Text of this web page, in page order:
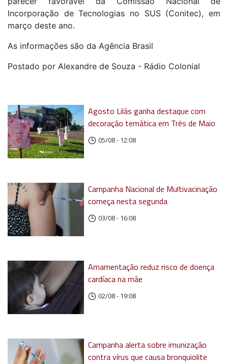
Incorporação de Tecnologias no SUS (Conitec), em
março deste ano.
As informações são da Agência Brasil
Postado por Alexandre de Souza - Rádio Colonial
Agosto Lilás ganha destaque com
decoração temática em Três de Maio
05/08 - 12:08
Campanha Nacional de Multivacinação
começa nesta segunda
03/08 - 16:08
Amamentação reduz risco de doença
cardíaca na mãe
02/08 - 19:08
Campanha alerta sobre imunização
contra vírus que causa bronquiolite